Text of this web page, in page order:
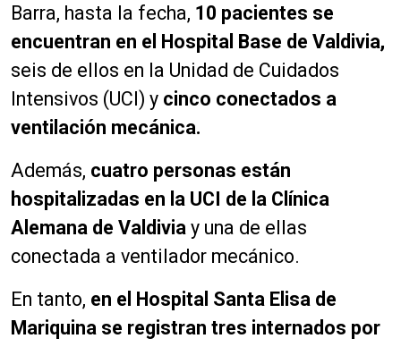
Barra, hasta la fecha, 10 pacientes se
encuentran en el Hospital Base de Valdivia,
seis de ellos en la Unidad de Cuidados
Intensivos (UCI) y cinco conectados a
ventilación mecánica.
Además, cuatro personas están
hospitalizadas en la UCI de la Clínica
Alemana de Valdivia y una de ellas
conectada a ventilador mecánico.
En tanto, en el Hospital Santa Elisa de
Mariquina se registran tres internados por